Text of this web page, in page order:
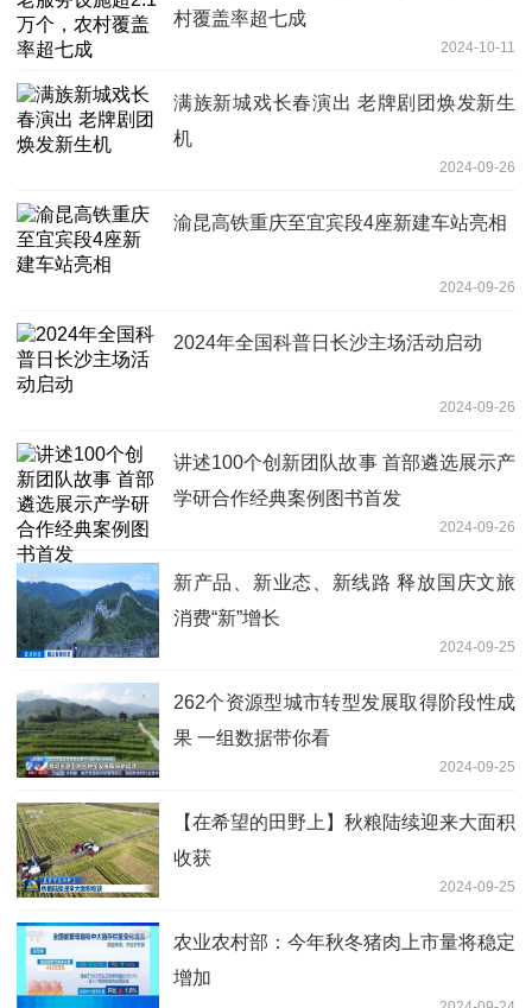
村覆盖率超七成
2024-10-11
满族新城戏长春演出 老牌剧团焕发新生
机
2024-09-26
渝昆高铁重庆至宜宾段4座新建车站亮相
2024-09-26
2024年全国科普日长沙主场活动启动
2024-09-26
讲述100个创新团队故事 首部遴选展示产
学研合作经典案例图书首发
2024-09-26
新产品、新业态、新线路 释放国庆文旅
消费“新”增长
2024-09-25
262个资源型城市转型发展取得阶段性成
果 一组数据带你看
2024-09-25
【在希望的田野上】秋粮陆续迎来大面积
收获
2024-09-25
农业农村部：今年秋冬猪肉上市量将稳定
增加